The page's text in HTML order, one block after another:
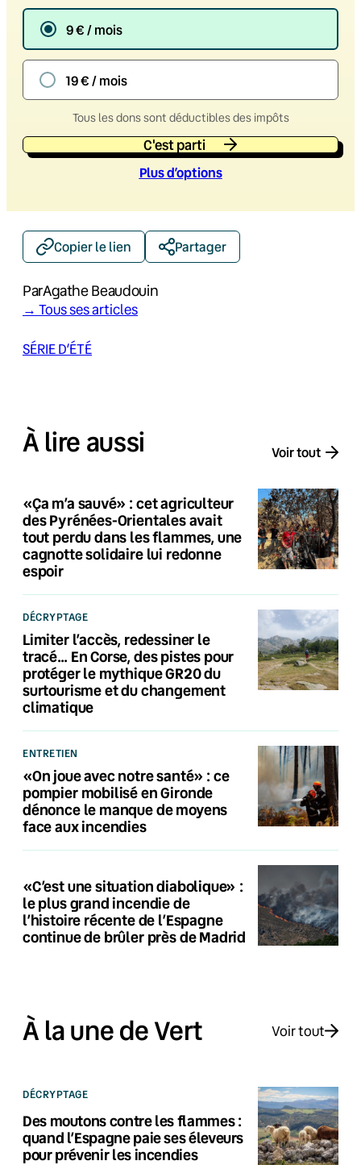
9 € / mois
19 € / mois
Tous les dons sont déductibles des impôts
C'est parti
Plus d’options
Copier le lien Partager
ParAgathe Beaudouin
→ Tous ses articles
SÉRIE D’ÉTÉ
À lire aussi Voir tout
«Ça m’a sauvé» : cet agriculteur
des Pyrénées-Orientales avait
tout perdu dans les flammes, une
cagnotte solidaire lui redonne
espoir
DÉCRYPTAGE
Limiter l’accès, redessiner le
tracé… En Corse, des pistes pour
protéger le mythique GR20 du
surtourisme et du changement
climatique
ENTRETIEN
«On joue avec notre santé» : ce
pompier mobilisé en Gironde
dénonce le manque de moyens
face aux incendies
«C’est une situation diabolique» :
le plus grand incendie de
l’histoire récente de l’Espagne
continue de brûler près de Madrid
À la une de Vert Voir tout
DÉCRYPTAGE
Des moutons contre les flammes :
quand l’Espagne paie ses éleveurs
pour prévenir les incendies